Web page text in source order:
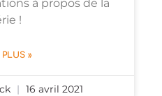
à propos de la
!
PLUS »
16 avril 2021